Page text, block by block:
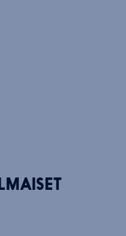
ILMAISET